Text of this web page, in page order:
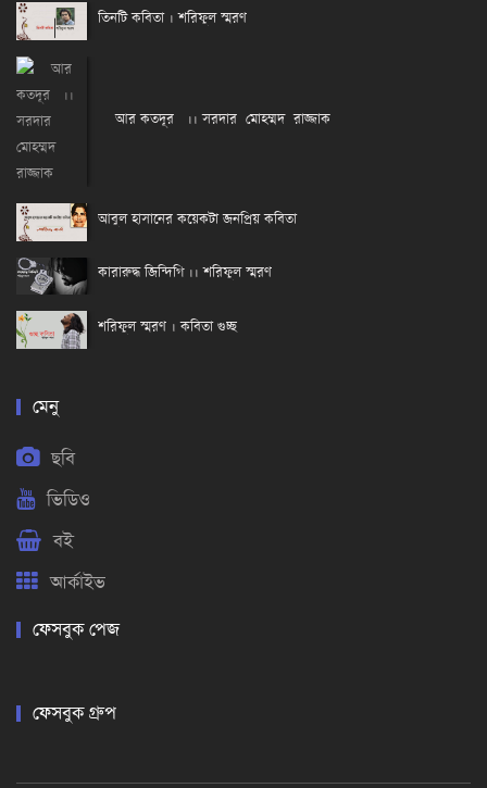
তিনটি কবিতা । শরিফুল স্মরণ
আর কতদূর ।। সরদার মোহম্মদ রাজ্জাক
আবুল হাসানের কয়েকটা জনপ্রিয় কবিতা
কারারুদ্ধ জিন্দিগি ।। শরিফুল স্মরণ
শরিফুল স্মরণ । কবিতা গুচ্ছ
মেনু
ছবি
ভিডিও
বই
আর্কাইভ
ফেসবুক পেজ
ফেসবুক গ্রুপ